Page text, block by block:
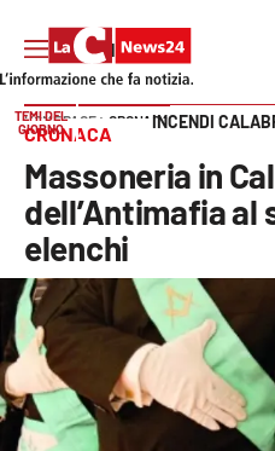
SEZIONI
Cronaca
Politica
Attualità
Economia e lavoro
Vai
TEMI DEL
GIORNO
INCENDI
HOME PAGE CRONACA
CRONACA
Massoneria in
dell’Antimafia al
elenchi